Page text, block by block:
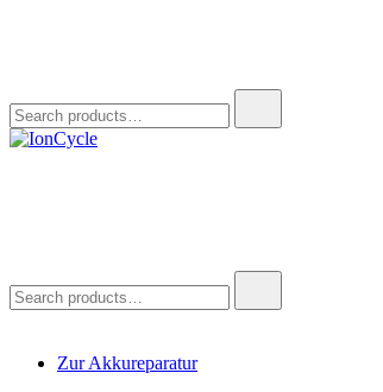
for:
for:
Zur Akkureparatur